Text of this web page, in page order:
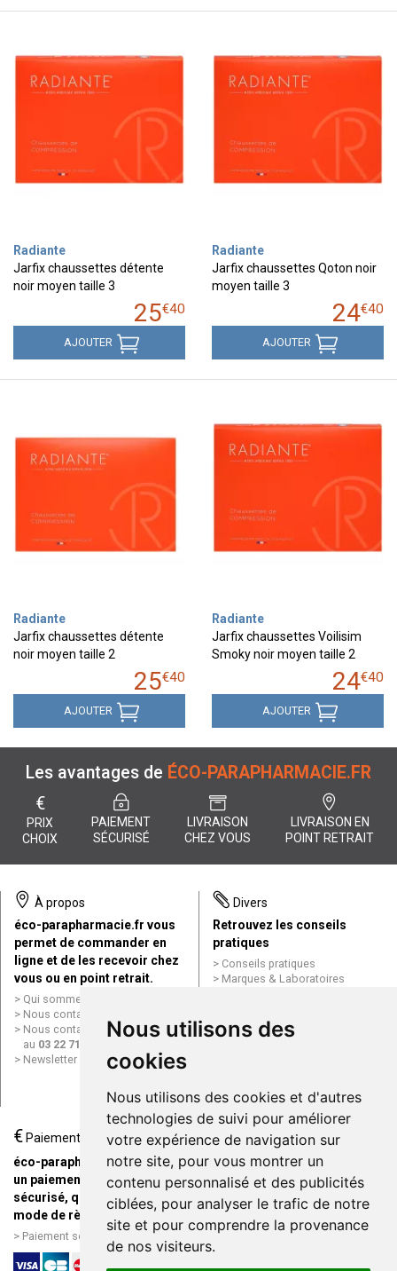
Nous utilisons des
cookies
Nous utilisons des cookies et d'autres
technologies de suivi pour améliorer
votre expérience de navigation sur
notre site, pour vous montrer un
contenu personnalisé et des publicités
ciblées, pour analyser le trafic de notre
site et pour comprendre la provenance
de nos visiteurs.
Radiante
Jarfix chaussettes détente
noir moyen taille 3
25€40
AJOUTER
Radiante
Jarfix chaussettes Qoton noir
moyen taille 3
24€40
AJOUTER
Radiante
Jarfix chaussettes détente
noir moyen taille 2
25€40
AJOUTER
Radiante
Jarfix chaussettes Voilisim
Smoky noir moyen taille 2
24€40
AJOUTER
Les avantages de ÉCO-PARAPHARMACIE.FR
€
PRIX
CHOIX
PAIEMENT
SÉCURISÉ
LIVRAISON
CHEZ VOUS
LIVRAISON EN
POINT RETRAIT
À propos
éco-parapharmacie.fr vous
permet de commander en
ligne et de les recevoir chez
vous ou en point retrait.
Qui sommes nous ?
Nous contacter par e-mail
Nous contacter par téléphone
au 03 22 71 64 10
Newsletter
Divers
Retrouvez les conseils
pratiques
Conseils pratiques
Marques & Laboratoires
Mentions légales
Données personnelles
ligne
€ Paiement
éco-parapharmacie.fr offre
un paiement entièrement
sécurisé, quel que soit le
mode de règlement
Paiement sécurisé et simple
Livraison / Point retrait
Commandez en ligne et
recevez votre commande
rapidement chez vous ou en
point retrait
Livraison chez vous ou en